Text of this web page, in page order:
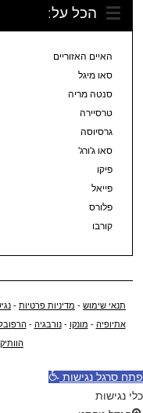
הכל על:
האיים האזוריים
סאו מיגל
סנטה מריה
טרסיירה
גרסיוסה
סאו ג'ורג'
פיקו
פייאל
פלורס
קורבו
תנאי שימוש - מדיניות פרטיות -
אתיופיה - מונקו -נורבגיה -
פתח סרגל נגישות
כלי נגישות